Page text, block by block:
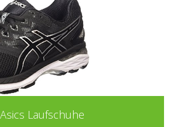
Brooks Laufschuhe